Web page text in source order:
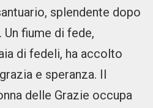
splendente dopo
fiume di fede,
di fedeli, ha accolto
e speranza. Il
delle Grazie occupa